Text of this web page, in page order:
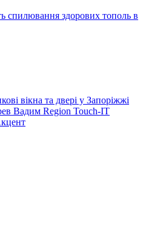
спилювання здорових тополь в
вікна та двері у Запоріжжі
Вадим Region Touch-IT